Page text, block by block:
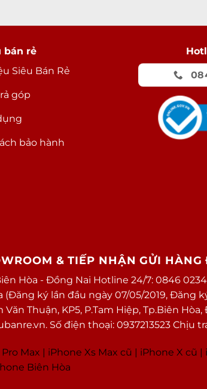
bán rẻ
Siêu Bán Rẻ
góp
bảo hành
& TIẾP NHẬN GỬI
Hòa - Đồng Nai Hotline 24/7: 0846
(Đăng ký lần đầu ngày 07/05/2019,
Văn Thuận, KP5, P.Tam Hiệp, Tp.Biên
Số điện thoại: 0937213523 Chịu
Pro Max | iPhone Xs Max cũ | iPhone X cũ |
Biên Hòa